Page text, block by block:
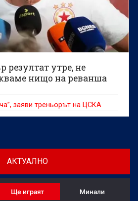
резултат утре, не
нищо на реванша
заяви треньорът на ЦСКА
АКТУАЛНО
Ще играят Минали